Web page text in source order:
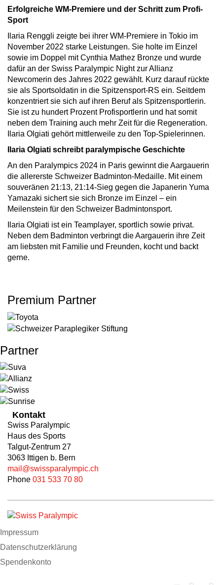
Erfolgreiche WM-Premiere und der Schritt zum Profi-
Sport
Ilaria Renggli zeigte bei ihrer WM-Premiere in Tokio im
November 2022 starke Leistungen. Sie holte im Einzel
sowie im Doppel mit Cynthia Mathez Bronze und wurde
dafür an der Swiss Paralympic Night zur Allianz
Newcomerin des Jahres 2022 gewählt. Kurz darauf rückte
sie als Sportsoldatin in die Spitzensport-RS ein. Seitdem
konzentriert sie sich auf ihren Beruf als Spitzensportlerin.
Sie ist zu hundert Prozent Profisportlerin und hat somit
neben dem Training auch mehr Zeit für die Regeneration.
Ilaria Olgiati gehört mittlerweile zu den Top-Spielerinnen.
Ilaria Olgiati schreibt paralympische Geschichte
An den Paralympics 2024 in Paris gewinnt die Aargauerin
die allererste Schweizer Badminton-Medaille. Mit einem
souveränen 21:13, 21:14-Sieg gegen die Japanerin Yuma
Yamazaki sichert sie sich Bronze im Einzel – ein
Meilenstein für den Schweizer Badmintonsport.
Ilaria Olgiati ist ein Teamplayer, sportlich sowie privat.
Neben dem Badminton verbringt die Aargauerin ihre Zeit
am liebsten mit Familie und Freunden, kocht und backt
gerne.
Premium Partner
Partner
Kontakt
Swiss Paralympic
Haus des Sports
Talgut-Zentrum 27
3063 Ittigen b. Bern
mail@swissparalympic.ch
Phone 031 533 70 80
Impressum
Datenschutzerklärung
Spendenkonto